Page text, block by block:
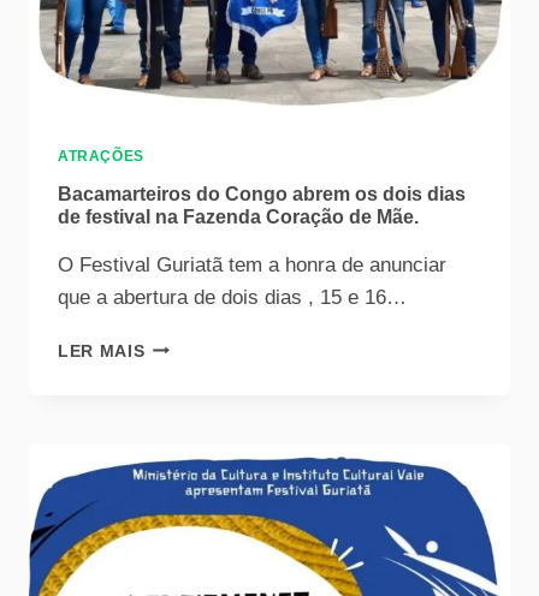
ATRAÇÕES
Bacamarteiros do Congo abrem os dois dias
de festival na Fazenda Coração de Mãe.
O Festival Guriatã tem a honra de anunciar
que a abertura de dois dias , 15 e 16…
LER MAIS